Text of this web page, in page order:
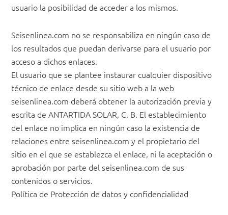
usuario la posibilidad de acceder a los mismos.
Seisenlinea.com no se responsabiliza en ningún caso de
los resultados que puedan derivarse para el usuario por
acceso a dichos enlaces.
El usuario que se plantee instaurar cualquier dispositivo
técnico de enlace desde su sitio web a la web
seisenlinea.com deberá obtener la autorización previa y
escrita de ANTARTIDA SOLAR, C. B. El establecimiento
del enlace no implica en ningún caso la existencia de
relaciones entre seisenlinea.com y el propietario del
sitio en el que se establezca el enlace, ni la aceptación o
aprobación por parte del seisenlinea.com de sus
contenidos o servicios.
Política de Protección de datos y confidencialidad